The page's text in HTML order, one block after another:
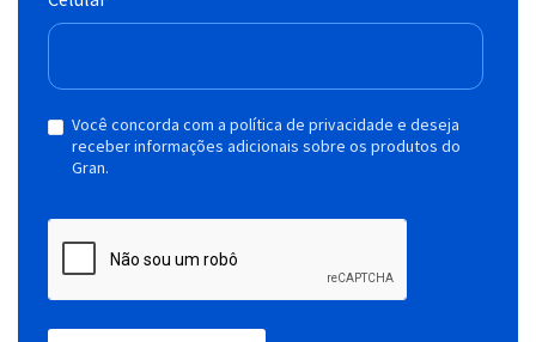
Você concorda com a política de privacidade e deseja
receber informações adicionais sobre os produtos do
Gran.